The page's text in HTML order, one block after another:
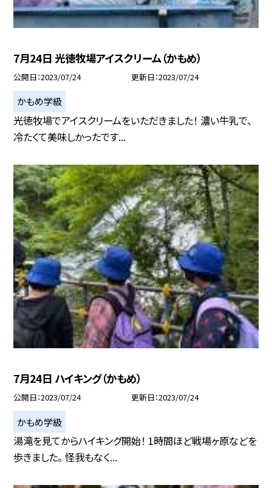
7月24日 光徳牧場アイスクリーム（かもめ）
公開日 2023/07/24 更新日 2023/07/24
かもめ学級
光徳牧場でアイスクリームをいただきました！ 濃い牛乳で、
冷たくて美味しかったです...
7月24日 ハイキング（かもめ）
公開日 2023/07/24 更新日 2023/07/24
かもめ学級
湯滝を見てからハイキング開始！ 1時間ほど戦場ヶ原などを
歩きました。 怪我もなく...